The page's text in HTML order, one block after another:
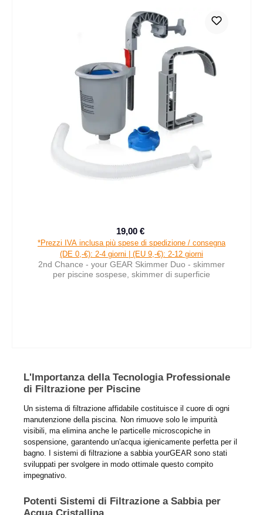
Prezzo di vendita:
19,00 €
*Prezzi IVA inclusa più spese di spedizione / consegna
(DE 0,-€): 2-4 giorni | (EU 9,-€): 2-12 giorni
2nd Chance - your GEAR Skimmer Duo - skimmer
per piscine sospese, skimmer di superficie
L'Importanza della Tecnologia Professionale
di Filtrazione per Piscine
Un sistema di filtrazione affidabile costituisce il cuore di ogni
manutenzione della piscina. Non rimuove solo le impurità
visibili, ma elimina anche le particelle microscopiche in
sospensione, garantendo un'acqua igienicamente perfetta per il
bagno. I sistemi di filtrazione a sabbia yourGEAR sono stati
sviluppati per svolgere in modo ottimale questo compito
impegnativo.
Potenti Sistemi di Filtrazione a Sabbia per